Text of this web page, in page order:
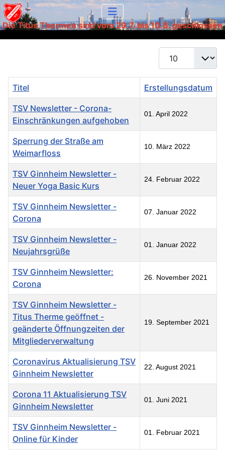
Die Titus Thermen sind vom 29.7. bis 10.8. geschlossen
Anzeige #
Titel Erstellungsdatum
TSV Newsletter - Corona-
Einschränkungen aufgehoben
01. April 2022
Sperrung der Straße am
Weimarfloss
10. März 2022
TSV Ginnheim Newsletter -
Neuer Yoga Basic Kurs
24. Februar 2022
TSV Ginnheim Newsletter -
Corona
07. Januar 2022
TSV Ginnheim Newsletter -
Neujahrsgrüße
01. Januar 2022
TSV Ginnheim Newsletter:
Corona
26. November 2021
TSV Ginnheim Newsletter -
Titus Therme geöffnet -
geänderte Öffnungzeiten der
Mitgliederverwaltung
19. September 2021
Coronavirus Aktualisierung TSV
Ginnheim Newsletter
22. August 2021
Corona 11 Aktualisierung TSV
Ginnheim Newsletter
01. Juni 2021
TSV Ginnheim Newsletter -
Online für Kinder
01. Februar 2021